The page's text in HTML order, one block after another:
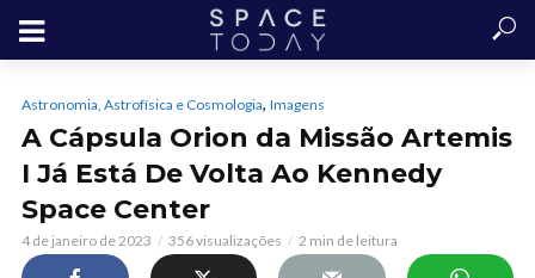
Astronomia, Astrofísica e Cosmologia, Imagens
A Cápsula Orion da Missão Artemis
I Já Está De Volta Ao Kennedy
Space Center
4 de janeiro de 2023 356 visualizações 2 min de leitura